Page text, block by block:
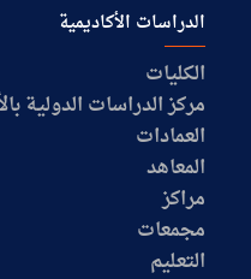
المراكز المعاهد
تواصل
معنا الموقع
الدراسات الأكاديمية
الكليات
مركز الدراسات الدولية
العمادات
المعاهد
مراكز
مجمعات
التعليم